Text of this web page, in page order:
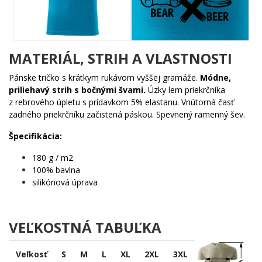
BEAR a BEER. Jednoduchá, čiernobiela grafika s maximálnym
účinkom a dávkou suchého humoru.
Komu urobí radosť?
🧠 Každému, kto sa (ne)úspešne učil anglické slovíčka a
stále si nie je istý
🔥 Študentom, ktorí vedia, že piatok patrí pivu, nie
učebniciam
🐾 Milovníkom zvierat s dobrým zmyslom pre humor
💡 Fanúšikom minimalistických dizajnov, ktoré hovoria
Objednaj si tento motív ešte dnes a dokaž svetu, že rozdiel medzi
bear a beer máš konečne zvládnutý. Alebo aspoň na pohľad. ✨
MATERIÁL, STRIH A VLASTNOSTI
Pánske tričko s krátkym rukávom vyššej gramáže. Módne,
priliehavý strih s bočnými švami. Úzky lem priekrčníka
z rebrového úpletu s prídavkom 5% elastanu. Vnútorná časť
zadného priekrčníku začistená páskou. Spevnený ramenný šev.
Špecifikácia:
180 g / m2
100% bavlna
silikónová úprava
VEĽKOSTNÁ TABUĽKA
Veľkosť S M L XL 2XL 3XL